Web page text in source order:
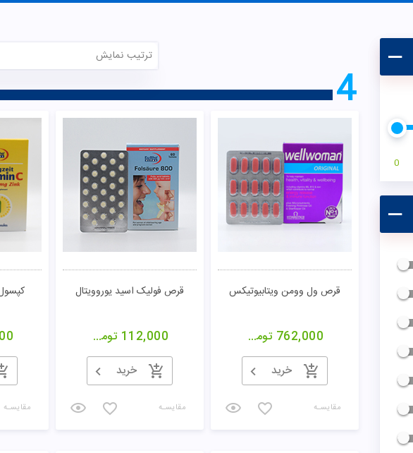
0
ترتیب نمایش
4
قرص ول وومن ویتابیوتیکس
762,000 تومان
خرید
مقایسـه
قرص فولیک اسید یوروویتال
112,000 تومان
خرید
مقایسـه مقایسـه
تومان مشاهده